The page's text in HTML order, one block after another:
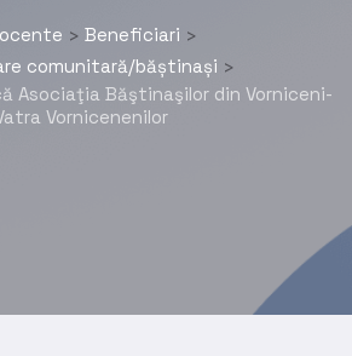
> Beneficiari >
comunitară/băștinași >
Asociaţia Băştinaşilor din Vorniceni-
Vornicenenilor